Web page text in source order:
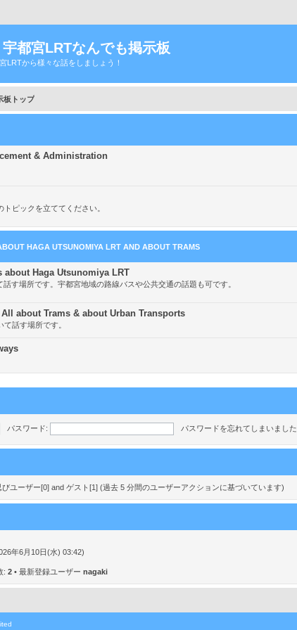
都宮LRTなんでも掲示板
LRTから様々な話をしましょう！
板トップ
& Administration
ピックを立ててください。
HAGA UTSUNOMIYA LRT AND ABOUT TRAMS
about Haga Utsunomiya LRT
す場所です。宇都宮地域の路線バスや公共交通の話題も可です。
All about Trams & about Urban Transports
話す場所です。
パスワード: パスワードを忘れてしまいました
びユーザー[0] and ゲスト[1] (過去 5 分間のユーザーアクションに基づいています)
年6月10日(水) 03:42)
: 2 • 最新登録ユーザー nagaki